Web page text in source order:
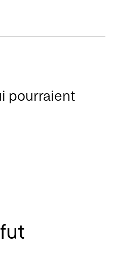
pourraient